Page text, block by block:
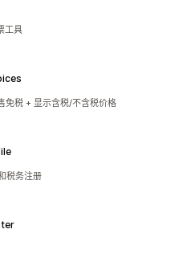
工具
免税 + 显示含税/不含税价格
税务注册